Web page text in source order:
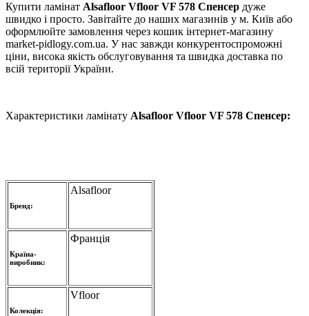
Купити ламінат Alsafloor Vfloor VF 578 Спенсер дуже
швидко і просто. Завітайте до наших магазинів у м. Київ або
оформлюйте замовлення через кошик інтернет-магазину
market-pidlogy.com.ua. У нас завжди конкурентоспроможні
ціни, висока якість обслуговування та швидка доставка по
всій території України.
Характеристики ламінату Alsafloor Vfloor VF 578 Спенсер:
Бренд:
Alsafloor
Країна-
виробник:
Франція
Колекція:
Vfloor